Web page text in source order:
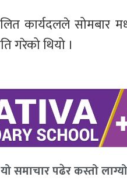
कार्यदलले सोमबार
गरेको थियो ।
यो समाचार पढेर कस्तो